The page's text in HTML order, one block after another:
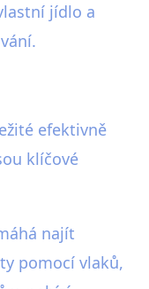
jídlo a
efektivně
klíčové
najít
pomocí vlaků,